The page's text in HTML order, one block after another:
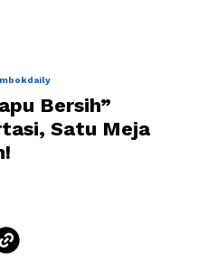
Bersih”
Satu Meja